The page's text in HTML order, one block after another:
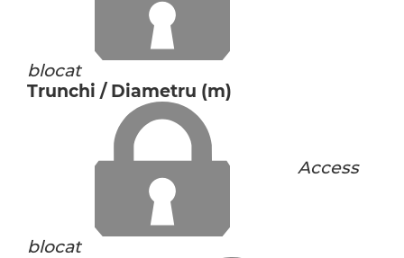
blocat
Trunchi / Diametru (m)
Access
blocat